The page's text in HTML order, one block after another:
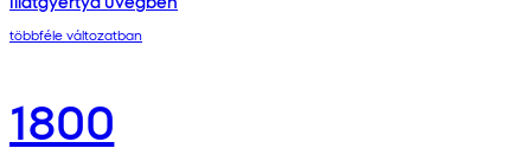
többféle változatban
1800